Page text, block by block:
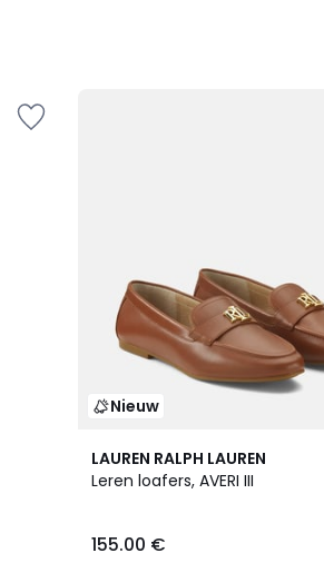
Nieuw
LAUREN RALPH LAUREN
Leren loafers, AVERI III
155.00 €
2
Kleuren